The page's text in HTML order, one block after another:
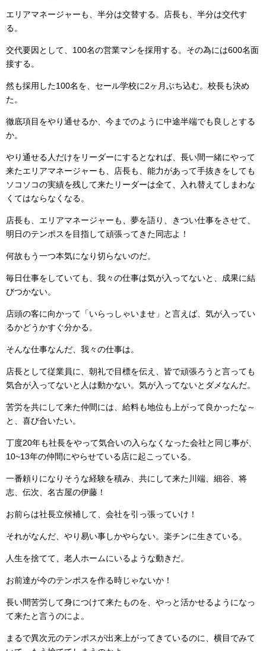
エリアマネージャーも、半分は交替する。店長も、半分は交代す
る。
交代要因として、100名の営業マンを採用する。その為には600名面
接する。
然も採用した100名を、セール学校に2ヶ月ぶち込む。校長も決め
た。
徹底項目をやり通せるか、今までのように中途半端でも良しとする
か。
やり通せる人だけをリーダーにするとなれば、長い間一緒にやって
来たエリアマネージャーも、店長も、能力があって手抜きをしても
ソコソコの実績を残して来たリーダーは全て、入れ替えてしまわな
くてはならなくなる。
店長も、エリアマネージャーも、夢を語り、きつい仕事をさせて、
明日のテンポスを目指して頑張ってきた同志よ！
何故もう一つ本気になり切らないのだ。
毎日仕事をしていても、我々の仕事は気が入ってないと、成果に結
びつかない。
店頭の客に向かって「いらっしゃいませ」と言えば、気が入ってい
るかどうかすぐ分かる。
そんな仕事なんだ、我々の仕事は。
店長として従業員に、朝礼で目標を伝え、皆で頑張ろうと言っても
気合が入ってないと人は動かない。気が入ってないとダメなんだ。
苦労を共にして来た仲間には、給料も地位も上がって良かったな～
と、喜び合いたい。
丁度20年も社長をやって気合いの入らなくなった会社と同じ事が、
10~13年の仲間にやらせている店に起こっている。
一番頼りになりそうな経験を積み、共にして来た川端、細谷、将
志、伝次、名古屋の伊藤！
お前らは社長立候補して、会社を引っ張っていけ！
それがなんだ、やり易い事しかやらない。楽チンに生きている。
人生を捨てて、老人ホームにいるような動きだ。
お前達が今のテンポスを作る時じゃないか！
長い間苦労して身につけて来たものを、やっと活かせるようになっ
て来たと言うのによ。
まるで異次元のテンポスが出来上がってきているのに、横目でみて